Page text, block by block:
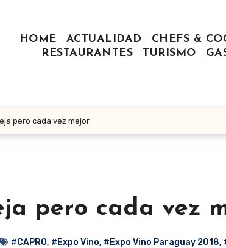
HOME ACTUALIDAD CHEFS &
RESTAURANTES
TURISMO
pero cada vez mejor
pero cada vez
#CAPRO, #Expo Vino, #Expo Vino Paraguay 2018,